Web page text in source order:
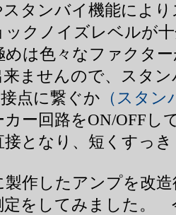
タンバイ機能によ
クノイズレベルが
めは色々なファクタ
来ませんので、スタ
点に繋ぐか （スタ
ー回路をON/OFF
となり、短くすっ
製作したアンプを改
定をしてみました。